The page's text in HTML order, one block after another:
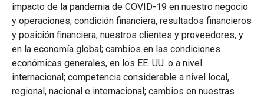
impacto de la pandemia de COVID-19 en nuestro negocio
y operaciones, condición financiera, resultados financieros
y posición financiera, nuestros clientes y proveedores, y
en la economía global; cambios en las condiciones
económicas generales, en los EE. UU. o a nivel
internacional; competencia considerable a nivel local,
regional, nacional e internacional; cambios en nuestras